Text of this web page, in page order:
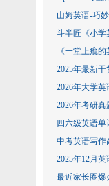
山姆英语-巧
斗半匠《小学
《一堂上瘾
2025年最新
2026年大学
2026年考研
四六级英语
中考英语写作
2025年12月
最近家长圈爆